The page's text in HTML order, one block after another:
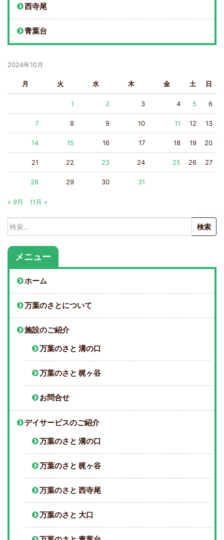
西寺尾
青葉台
2024年10月
月 火 水 木 金 土 日
1 2 3 4 5 6
7 8 9 10 11 12 13
14 15 16 17 18 19 20
21 22 23 24 25 26 27
28 29 30 31
« 9月 11月 »
検
索:
メニュー
ホーム
万葉のさとについて
施設のご紹介
万葉のさと 溝の口
万葉のさと 梶ヶ谷
お問合せ
デイサービスのご紹介
万葉のさと 溝の口
万葉のさと 梶ヶ谷
万葉のさと 西寺尾
万葉のさと 大口